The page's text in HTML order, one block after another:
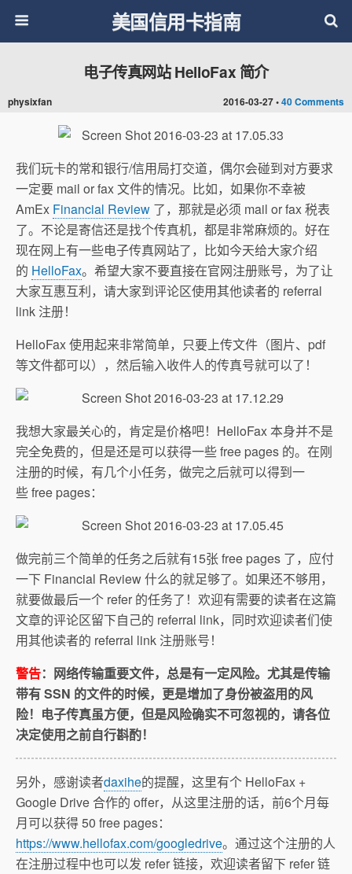
美国信用卡指南
2016-03-27 •40 Comments
电子传真网站 HelloFax 简介
physixfan
我们玩卡的常和银行/信用局打交道，偶尔会碰到对方要求
一定要 mail or fax 文件的情况。比如，如果你不幸被
AmEx Financial Review 了，那就是必须 mail or fax 税表
了。不论是寄信还是找个传真机，都是非常麻烦的。好在
现在网上有一些电子传真网站了，比如今天给大家介绍
的 HelloFax。希望大家不要直接在官网注册账号，为了让
大家互惠互利，请大家到评论区使用其他读者的 referral
link 注册！
HelloFax 使用起来非常简单，只要上传文件（图片、pdf
等文件都可以），然后输入收件人的传真号就可以了！
我想大家最关心的，肯定是价格吧！HelloFax 本身并不是
完全免费的，但是还是可以获得一些 free pages 的。在刚
注册的时候，有几个小任务，做完之后就可以得到一
些 free pages：
做完前三个简单的任务之后就有15张 free pages 了，应付
一下 Financial Review 什么的就足够了。如果还不够用，
就要做最后一个 refer 的任务了！欢迎有需要的读者在这篇
文章的评论区留下自己的 referral link，同时欢迎读者们使
用其他读者的 referral link 注册账号！
警告：网络传输重要文件，总是有一定风险。尤其是传输
带有 SSN 的文件的时候，更是增加了身份被盗用的风
险！电子传真虽方便，但是风险确实不可忽视的，请各位
决定使用之前自行斟酌！
另外，感谢读者daxihe的提醒，这里有个 HelloFax +
Google Drive 合作的 offer，从这里注册的话，前6个月每
月可以获得 50 free pages：
https://www.hellofax.com/googledrive。通过这个注册的人
在注册过程中也可以发 refer 链接，欢迎读者留下 refer 链